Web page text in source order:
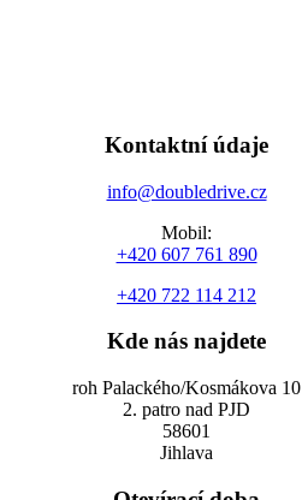
Kontaktní údaje
info@doubledrive.cz
Mobil:
+420 607 761 890
+420 722 114 212
Kde nás najdete
roh Palackého/Kosmákova 10
2. patro nad PJD
58601
Jihlava